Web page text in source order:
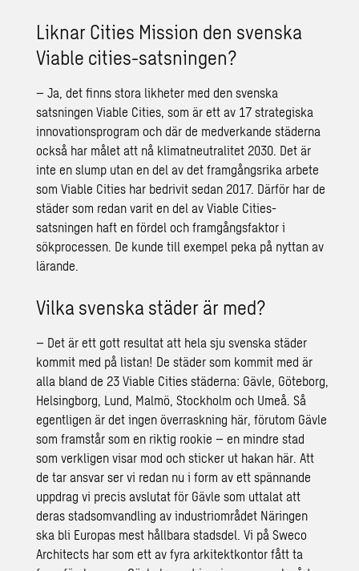
Liknar Cities Mission den svenska
Viable cities-satsningen?
– Ja, det finns stora likheter med den svenska
satsningenViable Cities, som är ett av 17 strategiska
innovationsprogram och där de medverkande städerna
också har målet att nå klimatneutralitet 2030. Det är
inte en slump utan en del av det framgångsrika arbete
som Viable Cities har bedrivit sedan 2017. Därför har de
städer som redan varit en del av Viable Cities-
satsningen haft en fördel och framgångsfaktor i
sökprocessen. De kunde till exempel peka på nyttan av
lärande.
Vilka svenska städer är med?
– Det är ett gott resultat att hela sju svenska städer
kommit med på listan! De städer som kommit med är
alla bland de 23 Viable Cities städerna: Gävle, Göteborg,
Helsingborg, Lund, Malmö, Stockholm och Umeå. Så
egentligen är det ingen överraskning här, förutom Gävle
som framstår som en riktig rookie – en mindre stad
som verkligen visar mod och sticker ut hakan här. Att
de tar ansvar ser vi redan nu i form av ett spännande
uppdrag vi precis avslutat för Gävle som uttalat att
deras stadsomvandling av industriområdet Näringen
ska bli Europas mest hållbara stadsdel. Vi på Sweco
Architects har som ett av fyra arkitektkontor fått ta